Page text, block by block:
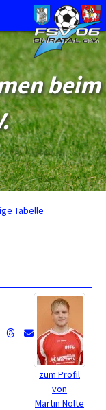
beim
Tabelle
zum Profil
von
Martin Nolte